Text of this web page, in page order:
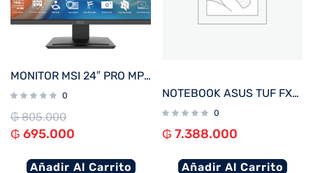
MONITOR MSI 24″ PRO MP243L E14 144hz
0
₲805.000
₲ 695.000
Añadir Al Carrito
NOTEBOOK ASUS TUF FX607VJ-RL805W C5 GAM 2.2/8/512/ RTX3050-6G/ W11H/16″ WUXGA
0
₲ 7.388.000
Añadir Al Carrito